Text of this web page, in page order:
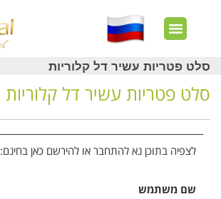
סלט פטריות עשיר דל קלוריות
סלט פטריות עשיר דל קלוריות
לצפיה בתוכן נא להתחבר או להירשם כאן בחינם:
שם משתמש